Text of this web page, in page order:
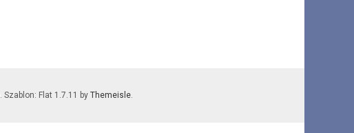
. Szablon: Flat 1.7.11 by Themeisle.